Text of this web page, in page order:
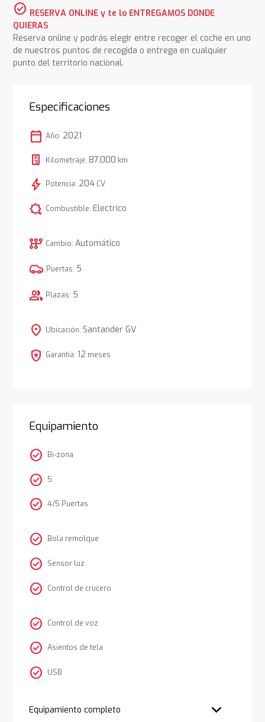
check_circle RESERVA ONLINE y te lo ENTREGAMOS DONDE
QUIERAS
Reserva online y podrás elegir entre recoger el coche en uno
de nuestros puntos de recogida o entrega en cualquier
punto del territorio nacional.
Especificaciones
calendar_today Año: 2021
Kilometraje: 87.000 km
bolt Potencia: 204CV
comic_bubble Combustible: Electrico
auto_transmission Cambio: Automático
Puertas: 5
group Plazas: 5
location_on Ubicación: Santander GV
local_police Garantía: 12 meses
Equipamiento
check_circle Bi-zona
check_circle 5
check_circle 4/5 Puertas
check_circle Bola remolque
check_circle Sensor luz
check_circle Control de crucero
check_circle Control de voz
check_circle Asientos de tela
check_circle USB
Equipamiento completo